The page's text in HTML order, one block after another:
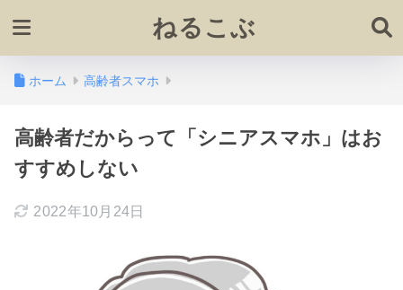
ねるこぶ
ホーム 高齢者スマホ
高齢者だからって「シニアスマホ」はお
すすめしない
2022年10月24日